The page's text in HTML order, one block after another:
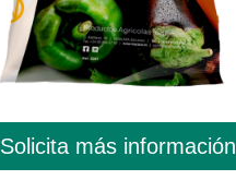
Português
Solicita más información